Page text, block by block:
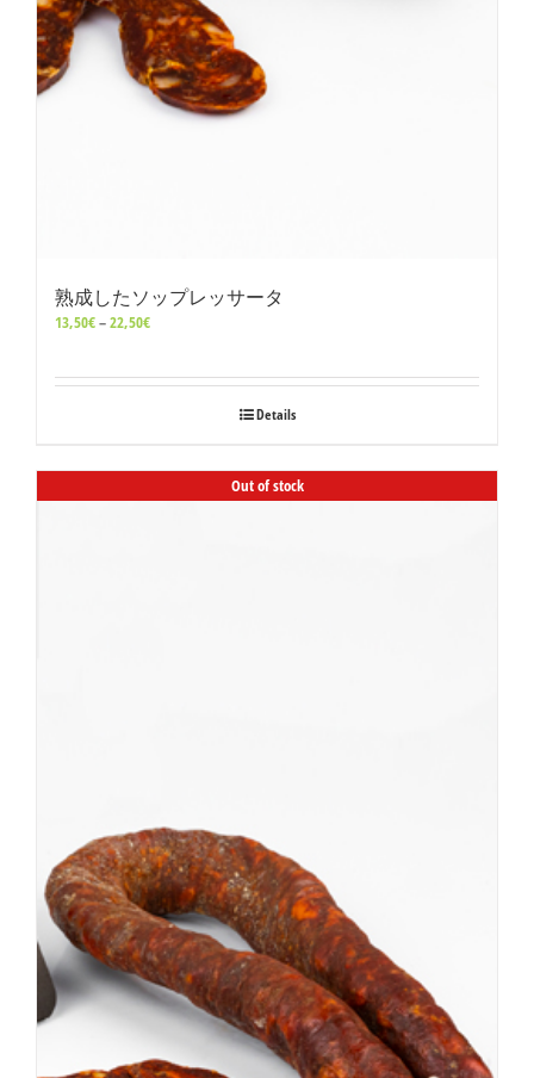
熟成したソップレッサータ
13,50€–22,50€価
13,50€
Details
Out of stock